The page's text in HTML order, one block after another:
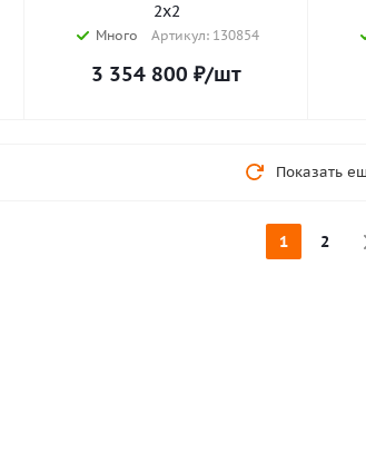
2х2
Много Артикул: 130854
3 354 800 ₽/шт
Показать
1 2